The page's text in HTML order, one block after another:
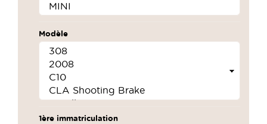
Modèle
1ère immatriculation